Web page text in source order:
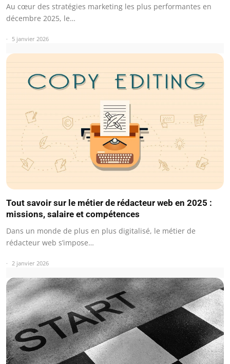
Au cœur des stratégies marketing les plus performantes en
décembre 2025, le…
5 janvier 2026
Tout savoir sur le métier de rédacteur web en 2025 :
missions, salaire et compétences
Dans un monde de plus en plus digitalisé, le métier de
rédacteur web s’impose…
2 janvier 2026